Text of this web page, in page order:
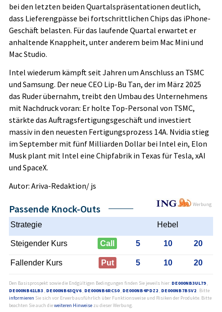
bei den letzten beiden Quartalspräsentationen deutlich,
dass Lieferengpässe bei fortschrittlichen Chips das iPhone-
Geschäft belasten. Für das laufende Quartal erwartet er
anhaltende Knappheit, unter anderem beim Mac Mini und
Mac Studio.
Intel wiederum kämpft seit Jahren um Anschluss an TSMC
und Samsung. Der neue CEO Lip-Bu Tan, der im März 2025
das Ruder übernahm, treibt den Umbau des Unternehmens
mit Nachdruck voran: Er holte Top-Personal von TSMC,
stärkte das Auftragsfertigungsgeschäft und investiert
massiv in den neuesten Fertigungsprozess 14A. Nvidia stieg
im September mit fünf Milliarden Dollar bei Intel ein, Elon
Musk plant mit Intel eine Chipfabrik in Texas für Tesla, xAI
und SpaceX.
Autor: Ariva-Redaktion/ js
Werbung
Passende Knock-Outs
Strategie Hebel
Steigender Kurs Call 5 10 20
Fallender Kurs Put 5 10 20
Den Basisprospekt sowie die Endgültigen Bedingungen finden Sie jeweils hier: DE000NB3UL79,
DE000NB61LB3 , DE000NB63QV6, DE000NB6RCS0, DE000NB4PDZ2 , DE000NB7BSV2 . Bitte
informieren Sie sich vor Erwerb ausführlich über Funktionsweise und Risiken der Produkte. Bitte
beachten Sie auch dieweiteren Hinweise zu dieser Werbung.